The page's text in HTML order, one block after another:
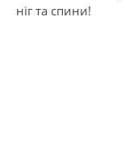
ніг та спини!